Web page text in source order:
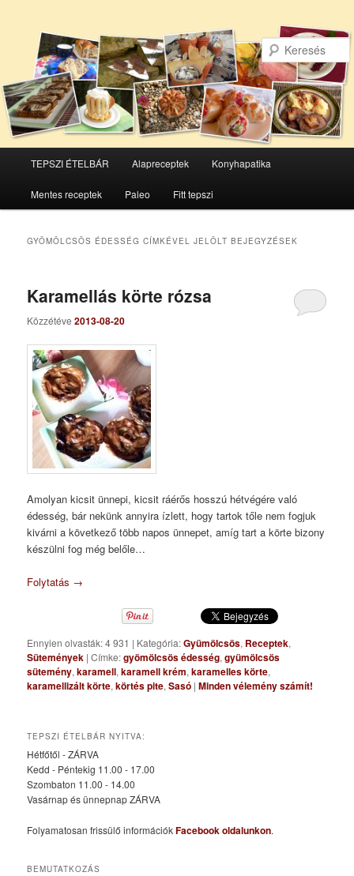
Tovább
az
elsődleges
Tovább
a
másodlagos
TEPSZI ÉTELBÁR Alapreceptek Konyhapatika
Mentes receptek Paleo Fitt tepszi
GYÖMÖLCSÖS ÉDESSÉG CÍMKÉVEL JELÖLT BEJEGYZÉSEK
Karamellás körte rózsa
Közzétéve2013-08-20
Amolyan kicsit ünnepi, kicsit ráérős hosszú hétvégére való
édesség, bár nekünk annyira ízlett, hogy tartok tőle nem fogjuk
kivárni a következő több napos ünnepet, amíg tart a körte bizony
készülni fog még belőle…
Folytatás →
Ennyien olvasták: 4 931 | Kategória:Gyümölcsös, Receptek,
Sütemények |Címke:gyömölcsös édesség,gyümölcsös
sütemény,karamell,karamell krém,karamelles körte,
karamellizált körte,körtés pite,Sasó |Minden vélemény számít!
TEPSZI ÉTELBÁR NYITVA:
Hétfőtől - ZÁRVA
Kedd - Péntekig 11.00 - 17.00
Szombaton 11.00 - 14.00
Vasárnap és ünnepnap ZÁRVA
Folyamatosan frissülő információkFacebook oldalunkon.
BEMUTATKOZÁS